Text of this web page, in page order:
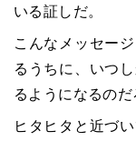
いる証しだ。
こんなメッセー
るうちに、いつ
るようになるのだ
ヒタヒタと近づ